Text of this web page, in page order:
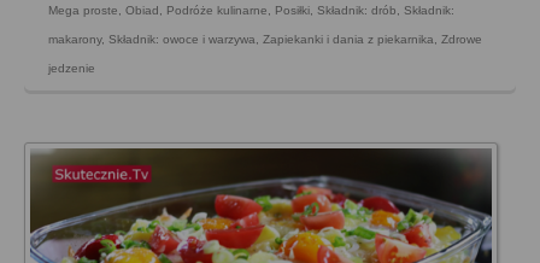
Mega proste Obiad Podróże kulinarne Posiłki Składnik: drób Składnik:
makarony, Składnik: owoce i warzywa Zapiekanki i dania z piekarnika Zdrowe
jedzenie